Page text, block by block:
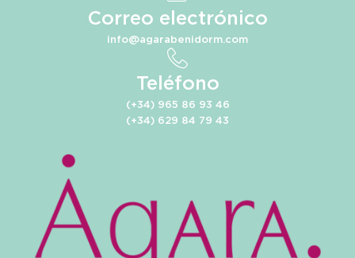
Correo electrónico
info@agarabenidorm.com
Teléfono
(+34) 965 86 93 46
(+34) 629 84 79 43